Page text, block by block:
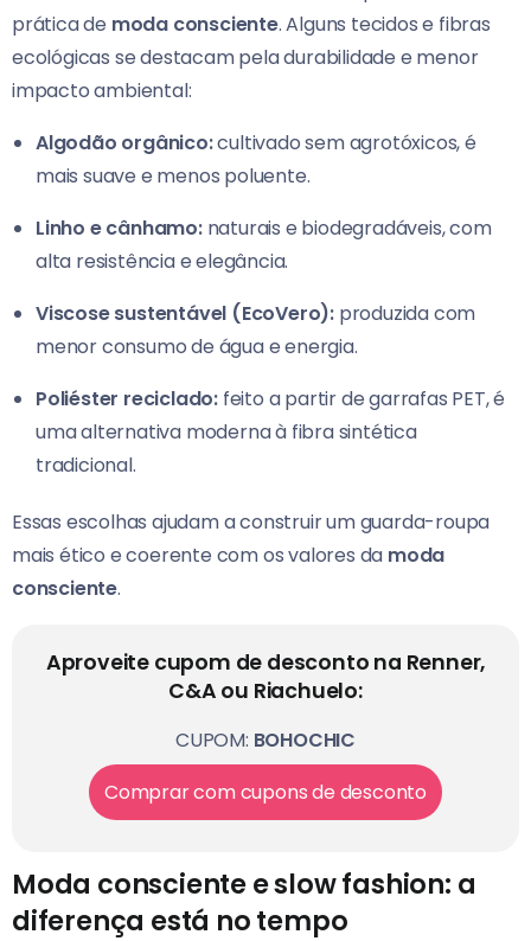
prática de moda consciente. Alguns tecidos e fibras
ecológicas se destacam pela durabilidade e menor
impacto ambiental:
Algodão orgânico:cultivado sem agrotóxicos, é
mais suave e menos poluente.
Linho e cânhamo:naturais e biodegradáveis, com
alta resistência e elegância.
Viscose sustentável (EcoVero): produzida com
menor consumo de água e energia.
Poliéster reciclado: feito a partir de garrafas PET, é
uma alternativa moderna à fibra sintética
tradicional.
Essas escolhas ajudam a construir um guarda-roupa
mais ético e coerente com os valores da moda
consciente.
Aproveite cupom de desconto na Renner,
C&A ou Riachuelo:
CUPOM: BOHOCHIC
Comprar com cupons de desconto
Moda consciente e slow fashion: a
diferença está no tempo